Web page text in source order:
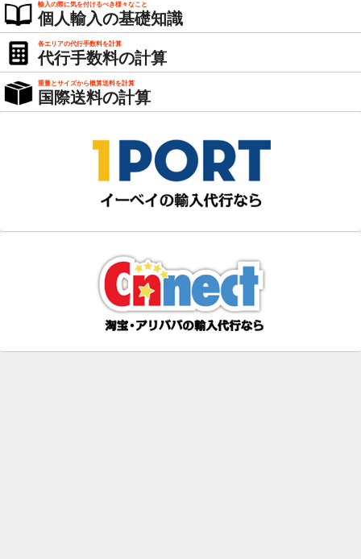
輸入の際に気を付けるべき様々なこと
個人輸入の基礎知識
各エリアの代行手数料を計算
代行手数料の計算
重量とサイズから概算送料を計算
国際送料の計算